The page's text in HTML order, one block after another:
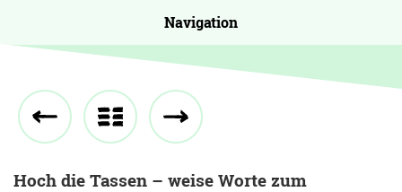
Navigation
Hoch die Tassen – weise Worte zum